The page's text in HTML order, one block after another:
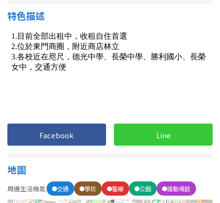
屏東縣
台東縣
樓層
3樓
21樓以上
特色描述
Facebook Line
地圖
周邊生活機能 交通 學校 醫療 公園 運動場館